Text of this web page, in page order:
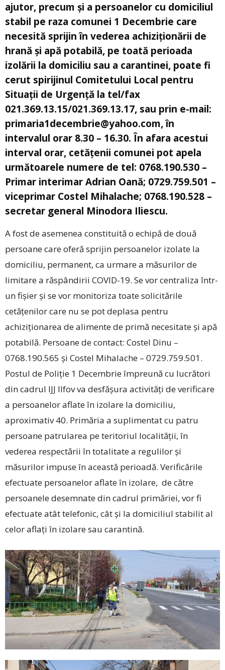
ajutor, precum și a persoanelor cu domiciliul
stabil pe raza comunei 1 Decembrie care
necesită sprijin în vederea achiziționării de
hrană și apă potabilă, pe toată perioada
izolării la domiciliu sau a carantinei, poate fi
cerut spirijinul Comitetului Local pentru
Situații de Urgență la tel/fax
021.369.13.15/021.369.13.17, sau prin e-mail:
primaria1decembrie@yahoo.com, în
intervalul orar 8.30 – 16.30. În afara acestui
interval orar, cetățenii comunei pot apela
următoarele numere de tel: 0768.190.530 –
Primar interimar Adrian Oană; 0729.759.501 –
viceprimar Costel Mihalache; 0768.190.528 –
secretar general Minodora Iliescu.
A fost de asemenea constituită o echipă de două
persoane care oferă sprijin persoanelor izolate la
domiciliu, permanent, ca urmare a măsurilor de
limitare a răspândirii COVID-19. Se vor centraliza într-
un fișier și se vor monitoriza toate solicitările
cetățenilor care nu se pot deplasa pentru
achiziționarea de alimente de primă necesitate și apă
potabilă. Persoane de contact: Costel Dinu –
0768.190.565 și Costel Mihalache – 0729.759.501.
Postul de Poliție 1 Decembrie împreună cu lucrători
din cadrul IJJ Ilfov va desfășura activități de verificare
a persoanelor aflate în izolare la domiciliu,
aproximativ 40. Primăria a suplimentat cu patru
persoane patrularea pe teritoriul localității, în
vederea respectării în totalitate a regulilor și
măsurilor impuse în această perioadă. Verificările
efectuate persoanelor aflate în izolare, de către
persoanele desemnate din cadrul primăriei, vor fi
efectuate atât telefonic, cât și la domiciliul stabilit al
celor aflați în izolare sau carantină.